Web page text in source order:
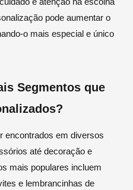
pode aumentar o
o mais especial e único
Segmentos que
encontrados em diversos
até decoração e
mais populares incluem
e lembrancinhas de